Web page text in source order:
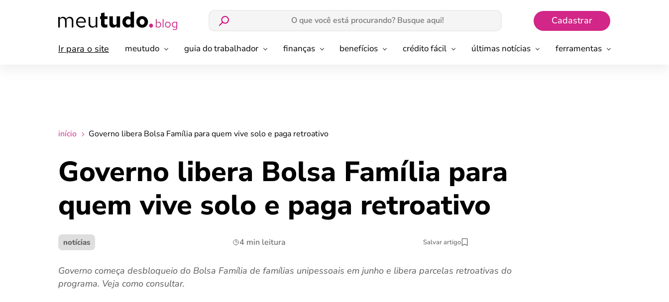
Cadastrar
Ir para o site meutudo guia do trabalhador finanças benefícios crédito fácil últimas notícias ferramentas
início Governo libera Bolsa Família para quem vive solo e paga retroativo
Governo libera Bolsa Família para
quem vive solo e paga retroativo
notícias 4 min leitura Salvar artigo
Governo começa desbloqueio do Bolsa Família de famílias unipessoais em junho e libera parcelas retroativas do
programa. Veja como consultar.